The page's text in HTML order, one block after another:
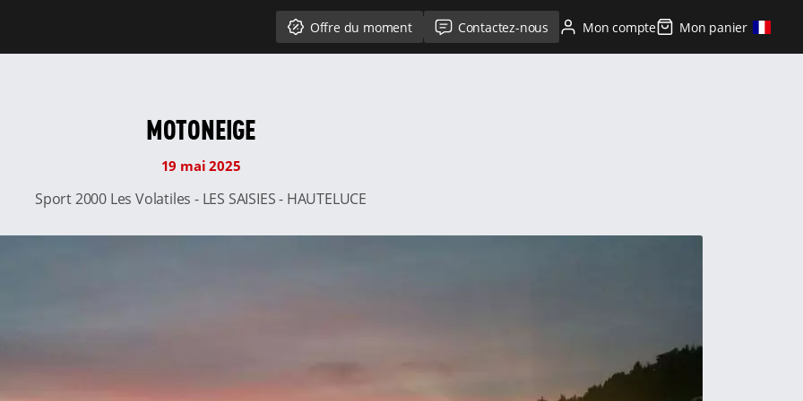
Offre du moment Contactez-nous Mon compte Mon panier
MOTONEIGE
19 mai 2025
Sport 2000 Les Volatiles - LES SAISIES - HAUTELUCE